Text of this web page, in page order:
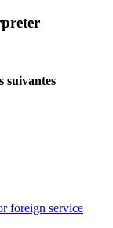
suivantes
foreign service